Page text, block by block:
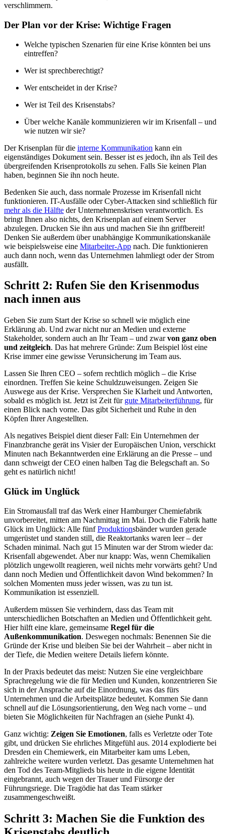
verschlimmern.
Der Plan vor der Krise: Wichtige Fragen
Welche typischen Szenarien für eine Krise könnten bei uns
eintreffen?
Wer ist sprechberechtigt?
Wer entscheidet in der Krise?
Wer ist Teil des Krisenstabs?
Über welche Kanäle kommunizieren wir im Krisenfall – und
wie nutzen wir sie?
Der Krisenplan für die interne Kommunikation kann ein
eigenständiges Dokument sein. Besser ist es jedoch, ihn als Teil des
übergreifenden Krisenprotokolls zu sehen. Falls Sie keinen Plan
haben, beginnen Sie ihn noch heute.
Bedenken Sie auch, dass normale Prozesse im Krisenfall nicht
funktionieren. IT-Ausfälle oder Cyber-Attacken sind schließlich für
mehr als die Hälfte der Unternehmenskrisen verantwortlich. Es
bringt Ihnen also nichts, den Krisenplan auf einem Server
abzulegen. Drucken Sie ihn aus und machen Sie ihn griffbereit!
Denken Sie außerdem über unabhängige Kommunikationskanäle
wie beispielsweise eine Mitarbeiter-App nach. Die funktionieren
auch dann noch, wenn das Unternehmen lahmliegt oder der Strom
ausfällt.
Schritt 2: Rufen Sie den Krisenmodus
nach innen aus
Geben Sie zum Start der Krise so schnell wie möglich eine
Erklärung ab. Und zwar nicht nur an Medien und externe
Stakeholder, sondern auch an Ihr Team – und zwarvon ganz oben
und zeitgleich. Das hat mehrere Gründe: Zum Beispiel löst eine
Krise immer eine gewisse Verunsicherung im Team aus.
Lassen Sie Ihren CEO – sofern rechtlich möglich – die Krise
einordnen. Treffen Sie keine Schuldzuweisungen. Zeigen Sie
Auswege aus der Krise. Versprechen Sie Klarheit und Antworten,
sobald es möglich ist. Jetzt ist Zeit für gute Mitarbeiterführung, für
einen Blick nach vorne. Das gibt Sicherheit und Ruhe in den
Köpfen Ihrer Angestellten.
Als negatives Beispiel dient dieser Fall: Ein Unternehmen der
Finanzbranche gerät ins Visier der Europäischen Union, verschickt
Minuten nach Bekanntwerden eine Erklärung an die Presse – und
dann schweigt der CEO einen halben Tag die Belegschaft an. So
geht es natürlich nicht!
Glück im Unglück
Ein Stromausfall traf das Werk einer Hamburger Chemiefabrik
unvorbereitet, mitten am Nachmittag im Mai. Doch die Fabrik hatte
Glück im Unglück: Alle fünfProduktionsbänder wurden gerade
umgerüstet und standen still, die Reaktortanks waren leer – der
Schaden minimal. Nach gut 15 Minuten war der Strom wieder da:
Krisenfall abgewendet. Aber nur knapp: Was, wenn Chemikalien
plötzlich ungewollt reagieren, weil nichts mehr vorwärts geht? Und
dann noch Medien und Öffentlichkeit davon Wind bekommen? In
solchen Momenten muss jeder wissen, was zu tun ist.
Kommunikation ist essenziell.
Außerdem müssen Sie verhindern, dass das Team mit
unterschiedlichen Botschaften an Medien und Öffentlichkeit geht.
Hier hilft eine klare, gemeinsame Regel für die
Außenkommunikation. Deswegen nochmals: Benennen Sie die
Gründe der Krise und bleiben Sie bei der Wahrheit – aber nicht in
der Tiefe, die Medien weitere Details liefern könnte.
In der Praxis bedeutet das meist: Nutzen Sie eine vergleichbare
Sprachregelung wie die für Medien und Kunden, konzentrieren Sie
sich in der Ansprache auf die Einordnung, was das fürs
Unternehmen und die Arbeitsplätze bedeutet. Kommen Sie dann
schnell auf die Lösungsorientierung, den Weg nach vorne – und
bieten Sie Möglichkeiten für Nachfragen an (siehe Punkt 4).
Ganz wichtig: Zeigen Sie Emotionen, falls es Verletzte oder Tote
gibt, und drücken Sie ehrliches Mitgefühl aus. 2014 explodierte bei
Dresden ein Chemiewerk, ein Mitarbeiter kam ums Leben,
zahlreiche weitere wurden verletzt. Das gesamte Unternehmen hat
den Tod des Team-Mitglieds bis heute in die eigene Identität
eingebrannt, auch wegen der Trauer und Fürsorge der
Führungsriege. Die Tragödie hat das Team stärker
zusammengeschweißt.
Schritt 3: Machen Sie die Funktion des